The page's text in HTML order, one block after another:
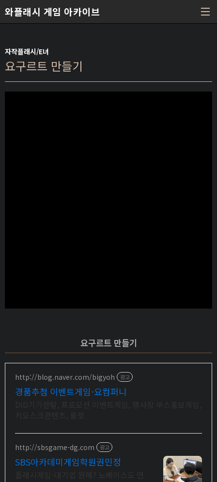
와플래시 게임 아카이브
자작플래시/E녀
요구르트 만들기
요구르트 만들기
http://blog.naver.com/bigyoh 광고
경품추첨 이벤트게임-요컴퍼니
http://sbsgame-dg.com 광고
SBS아카데미게임학원권민정